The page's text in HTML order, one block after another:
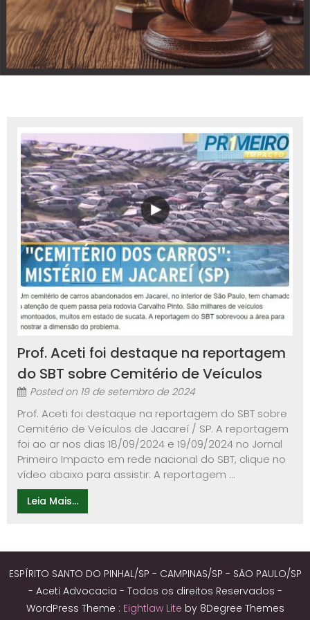
Prof. Aceti foi destaque na reportagem
do SBT sobre Cemitério de Veículos
Posted on 19 de setembro de 2024
Prof. Aceti foi destaque na reportagem do SBT sobre
Cemitério de Veículos de Jacareí / SP. A reportagem
foi ao ar nos dias 18/09/2024 e 19/09/2024 no Jornal
Primeiro Impacto em rede nacional do SBT, clique no
vídeo abaixo para assistir: A reportagem ...
Leia Mais...
ESPÍRITO SANTO DO PINHAL/SP - CAMPINAS/SP - SÃO PAULO/SP
- Aceti Advocacia - Todos os direitos Reservados -
WordPress Theme : Eightlaw Lite by 8Degree Themes